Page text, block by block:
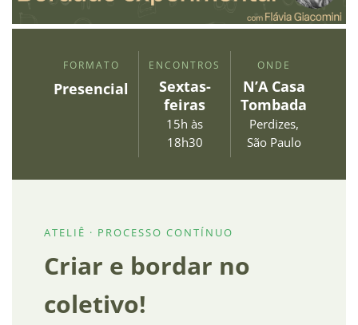
FORMATO
Presencial
ENCONTROS
Sextas-
feiras
15h às
18h30
ONDE
N’A Casa
Tombada
Perdizes,
São Paulo
ATELIÊ · PROCESSO CONTÍNUO
Criar e bordar no
coletivo!